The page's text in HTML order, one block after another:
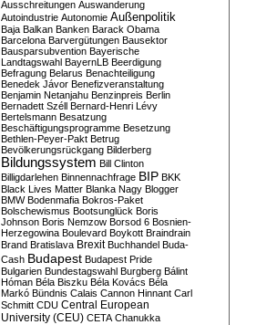
Ausschreitungen Auswanderung
Autoindustrie Autonomie Außenpolitik
Baja Balkan Banken Barack Obama
Barcelona Barvergütungen Bausektor
Bausparsubvention Bayerische
Landtagswahl BayernLB Beerdigung
Befragung Belarus Benachteiligung
Benedek Jávor Benefizveranstaltung
Benjamin Netanjahu Benzinpreis Berlin
Bernadett Széll Bernard-Henri Lévy
Bertelsmann Besatzung
Beschäftigungsprogramme Besetzung
Bethlen-Peyer-Pakt Betrug
Bevölkerungsrückgang Bilderberg
Bildungssystem Bill Clinton
Billigdarlehen Binnennachfrage BIP BKK
Black Lives Matter Blanka Nagy Blogger
BMW Bodenmafia Bokros-Paket
Bolschewismus Bootsunglück Boris
Johnson Boris Nemzow Borsod 6 Bosnien-
Herzegowina Boulevard Boykott Braindrain
Brand Bratislava Brexit Buchhandel Buda-
Cash Budapest Budapest Pride
Bulgarien Bundestagswahl Burgberg Bálint
Hóman Béla Biszku Béla Kovács Béla
Markó Bündnis Calais Cannon Hinnant Carl
Schmitt CDU Central European
University (CEU) CETA Chanukka